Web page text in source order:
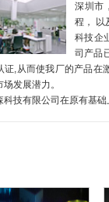
深圳市
程， 以
科技企
司产品
证,从而使我厂的产品在
发展潜力。
科技有限公司在原有基础